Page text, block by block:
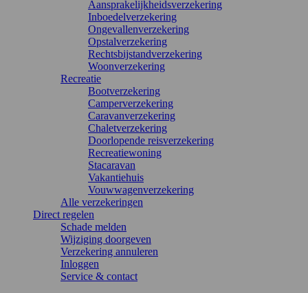
Aansprakelijkheidsverzekering
Inboedelverzekering
Ongevallenverzekering
Opstalverzekering
Rechtsbijstandverzekering
Woonverzekering
Recreatie
Bootverzekering
Camperverzekering
Caravanverzekering
Chaletverzekering
Doorlopende reisverzekering
Recreatiewoning
Stacaravan
Vakantiehuis
Vouwwagenverzekering
Alle verzekeringen
Direct regelen
Schade melden
Wijziging doorgeven
Verzekering annuleren
Inloggen
Service & contact